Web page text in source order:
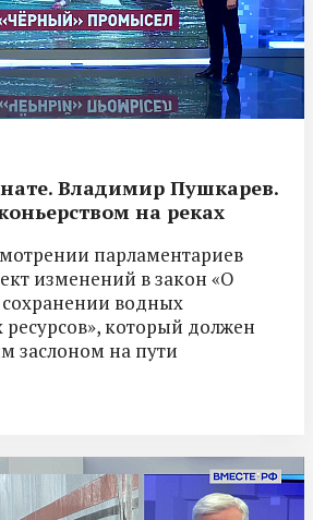
Владимир Пушкарев.
на реках
парламентариев
изменений в закон «О
сохранении водных
ресурсов», который должен
заслоном на пути